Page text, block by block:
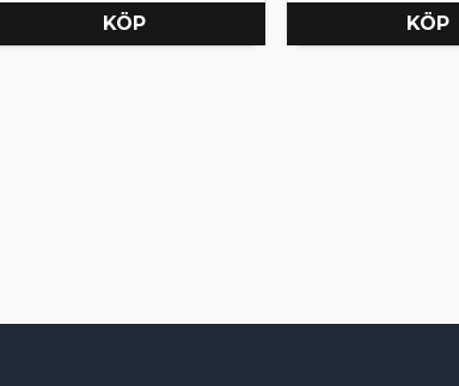
KÖP KÖP